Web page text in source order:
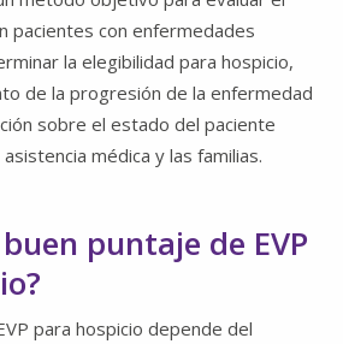
pacientes con enfermedades
la elegibilidad para hospicio,
de la progresión de la enfermedad
sobre el estado del paciente
médica y las familias.
puntaje de EVP
para hospicio depende del